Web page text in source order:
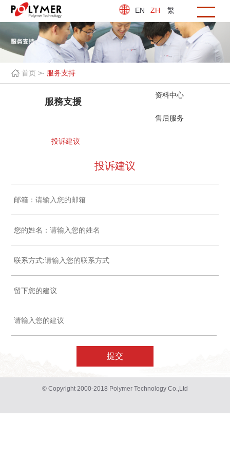
EN ZH 繁
首页 >- 服务支持
服務支援
资料中心
售后服务
投诉建议
投诉建议
邮箱：
您的姓名：
联系方式:
留下您的建议
提交
© Copyright 2000-2018 Polymer Technology Co.,Ltd